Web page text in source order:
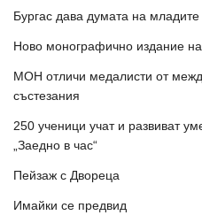
Бургас дава думата на младите
Ново монографично издание на
МОН отличи медалисти от
състезания
250 ученици учат и развиват
„Заедно в час“
Пейзаж с Двореца
Имайки се предвид